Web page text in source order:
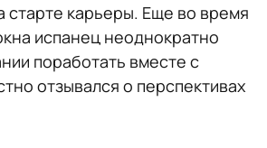
старте карьеры. Еще во время
испанец неоднократно
поработать вместе с
отзывался о перспективах